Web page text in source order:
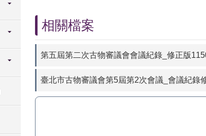
相關檔案
第五屆第二次古物審議會會議紀錄_修正版
臺北市古物審議會第5屆第2次會議_會議紀錄